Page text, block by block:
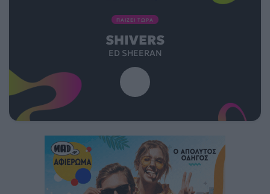
ΠΑΙΖΕΙ ΤΩΡΑ
SHIVERS
ED SHEERAN